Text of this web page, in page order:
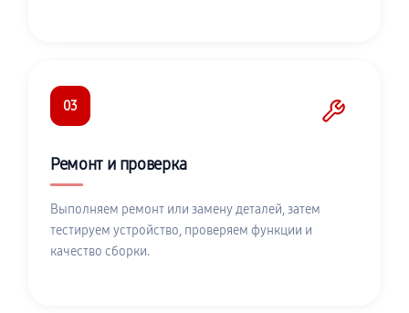
03
Ремонт и проверка
Выполняем ремонт или замену деталей, затем
тестируем устройство, проверяем функции и
качество сборки.